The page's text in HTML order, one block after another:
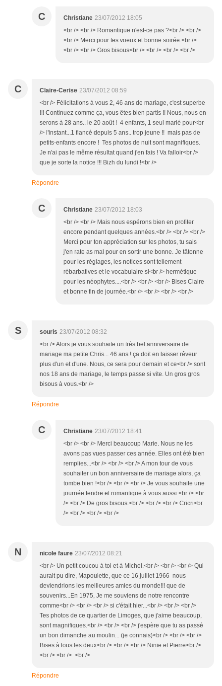
C Christiane 23/07/2012 18:05
<br /> <br /> Romantique n'est-ce pas ?<br /> <br />
<br /> Merci pour tes voeux et bonne soirée.<br />
<br /> <br /> Gros bisous<br /> <br /> <br /> <br />
C Claire-Cerise 23/07/2012 08:59
<br /> Félicitations à vous 2, 46 ans de mariage, c'est superbe
!!! Continuez comme ça, vous êtes bien partis !! Nous, nous en
serons à 28 ans.. le 20 août ! 4 enfants, 1 seul marié pour<br
/> l'instant...1 fiancé depuis 5 ans.. trop jeune !! mais pas de
petits-enfants encore ! Tes photos de nuit sont magnifiques.
Je n'ai pas le même résultat quand j'en fais ! Va falloir<br />
que je sorte la notice !!! Bizh du lundi !<br />
Répondre
C Christiane 23/07/2012 18:03
<br /> <br /> Mais nous espérons bien en profiter
encore pendant quelques années.<br /> <br /> <br />
Merci pour ton appréciation sur les photos, tu sais
j'en rate as mal pour en sortir une bonne. Je tâtonne
pour les réglages, les notices sont tellement
rébarbatives et le vocabulaire si<br /> hermétique
pour les néophytes....<br /> <br /> <br /> Bises Claire
et bonne fin de journée.<br /> <br /> <br /> <br />
S souris 23/07/2012 08:32
<br /> Alors je vous souhaite un très bel anniversaire de
mariage ma petite Chris... 46 ans ! ça doit en laisser rêveur
plus d'un et d'une. Nous, ce sera pour demain et ce<br /> sont
nos 18 ans de mariage, le temps passe si vite. Un gros gros
bisous à vous.<br />
Répondre
C Christiane 23/07/2012 18:41
<br /> <br /> Merci beaucoup Marie. Nous ne les
avons pas vues passer ces année. Elles ont été bien
remplies...<br /> <br /> <br /> A mon tour de vous
souhaiter un bon anniversaire de mariage alors, ça
tombe bien !<br /> <br /> <br /> Je vous souhaite une
journée tendre et romantique à vous aussi.<br /> <br
/> <br /> De gros bisous.<br /> <br /> <br /> Cricri<br
/> <br /> <br /> <br />
N nicole faure 23/07/2012 08:21
<br /> Un petit coucou à toi et à Michel.<br /> <br /> <br /> Qui
aurait pu dire, Mapoulette, que ce 16 juillet 1966 nous
deviendrions les meilleures amies du monde!!! que de
souvenirs...En 1975, Je me souviens de notre rencontre
comme<br /> <br /> <br /> si c'était hier...<br /> <br /> <br />
Tes photos de ce quartier de Limoges, que j'aime beaucoup,
sont magnifiques.<br /> <br /> <br /> j'espère que tu as passé
un bon dimanche au moulin... (je connais)<br /> <br /> <br />
Bises à tous les deux<br /> <br /> <br /> Ninie et Pierre<br />
<br /> <br /> <br />
Répondre